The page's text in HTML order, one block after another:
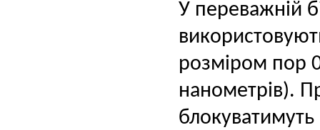
У переважній
розміром пор
нанометрів).
блокуватимуть